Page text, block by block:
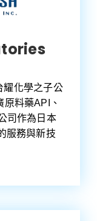
耀化學之子公
料藥API、
司作為日本
服務與新技